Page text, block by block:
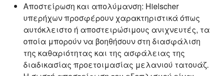
Αποστείρωση και απολύμανση: Hielscher
υπερήχων προσφέρουν χαρακτηριστικά όπως
αυτόκλειστο ή αποστειρώσιμους ανιχνευτές, τα
οποία μπορούν να βοηθήσουν στη διασφάλιση
της καθαριότητας και της ασφάλειας της
διαδικασίας προετοιμασίας μελανιού τατουάζ.